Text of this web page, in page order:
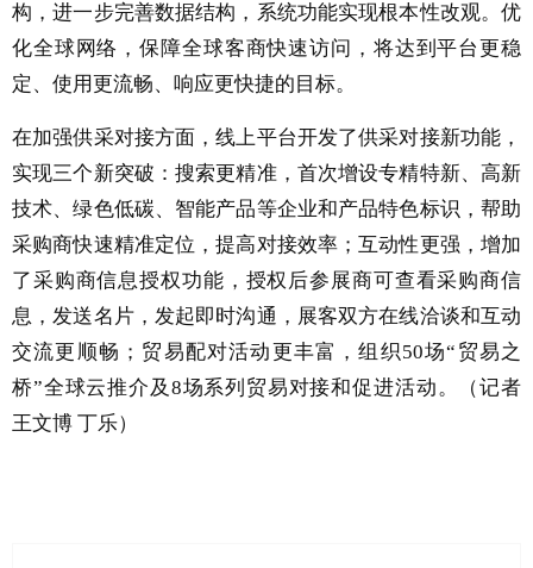
构，进一步完善数据结构，系统功能实现根本性改观。优
化全球网络，保障全球客商快速访问，将达到平台更稳
定、使用更流畅、响应更快捷的目标。
在加强供采对接方面，线上平台开发了供采对接新功能，
实现三个新突破：搜索更精准，首次增设专精特新、高新
技术、绿色低碳、智能产品等企业和产品特色标识，帮助
采购商快速精准定位，提高对接效率；互动性更强，增加
了采购商信息授权功能，授权后参展商可查看采购商信
息，发送名片，发起即时沟通，展客双方在线洽谈和互动
交流更顺畅；贸易配对活动更丰富，组织50场“贸易之
桥”全球云推介及8场系列贸易对接和促进活动。（记者
王文博 丁乐）